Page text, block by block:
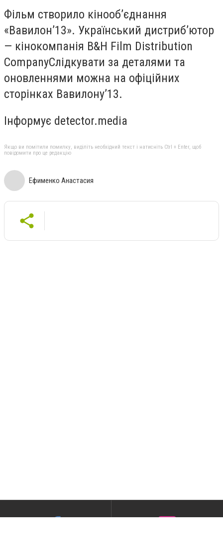
Фільм створило кінооб’єднання
«Вавилон’13». Український дистриб’ютор
— кінокомпанія B&H Film Distribution
CompanyСлідкувати за деталями та
оновленнями можна на офіційних
сторінках Вавилонуʼ13.
Інформує detector.media
Якщо ви помітили помилку, виділіть необхідний текст і натисніть Ctrl + Enter, щоб
повідомити про це редакцію
Ефименко Анастасия